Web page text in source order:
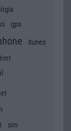
gps
itunes
sim